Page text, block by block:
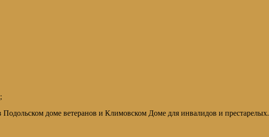
доме ветеранов и Климовском Доме для инвалидов и престарелых.